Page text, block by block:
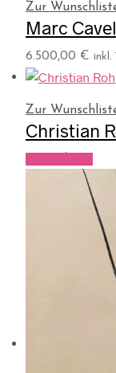
Zur
Marc
6.500,00 € inkl.
Zur
Christian